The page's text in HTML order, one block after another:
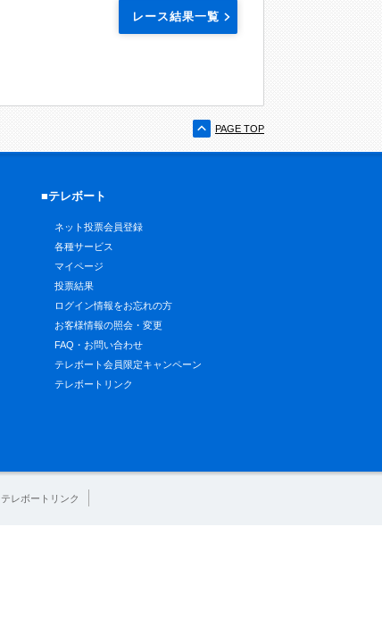
レース結果一覧
PAGE TOP
■テレボート
ネット投票会員登録
各種サービス
マイページ
投票結果
ログイン情報をお忘れの方
お客様情報の照会・変更
FAQ・お問い合わせ
テレボート会員限定キャンペーン
テレボートリンク
テレボートリンク